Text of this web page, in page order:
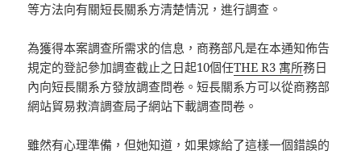
等方法向有關短長關系方清楚情況，進行調查。
為獲得本案調查所需求的信息，商務部凡是在本通知佈告
規定的登記參加調查截止之日起10個任THE R3 寓所務日
內向短長關系方發放調查問卷。短長關系方可以從商務部
網站貿易救濟調查局子網站下載調查問卷。
雖然有心理準備，但她知道，如果嫁給了這樣一個錯誤的